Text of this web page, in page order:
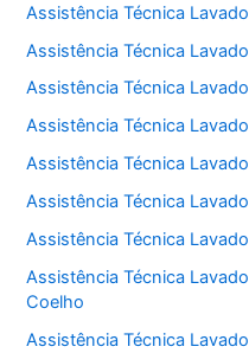
Assistência Técnica
Assistência Técnica
Assistência Técnica
Assistência Técnica
Assistência Técnica
Assistência Técnica
Assistência Técnica
Assistência Técnica
Coelho
Assistência Técnica